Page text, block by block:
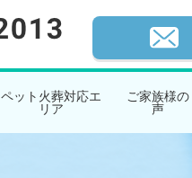
ペット火葬対応エ
リア
ご家族様の
声